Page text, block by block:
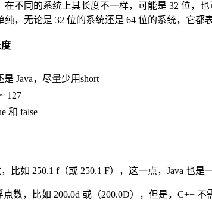
不同的系统上其长度不一样，可能是 32 位，
，无论是 32 位的系统还是 64 位的系统，它都
Java，尽量少用short
127
和 false
如 250.1 f（或 250.1 F），这一点，Java 也是
数，比如 200.0d 或（200.0D），但是，C++